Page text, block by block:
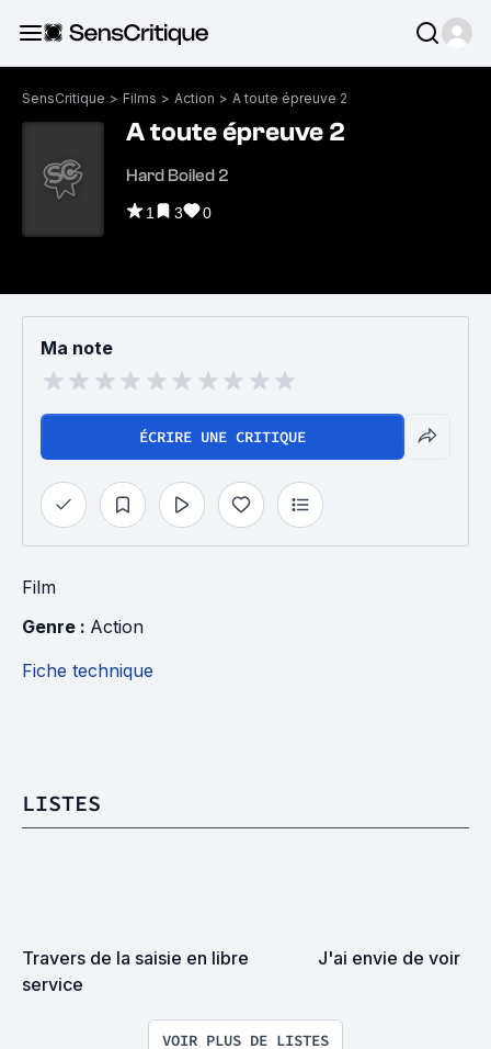
SensCritique > Films > Action > A toute épreuve 2
A toute épreuve 2
Hard Boiled 2
1 3 0
Ma note
ÉCRIRE UNE CRITIQUE
Film
Genre : Action
Fiche technique
LISTES
Travers de la saisie en libre
service
J'ai envie de voir
VOIR PLUS DE LISTES